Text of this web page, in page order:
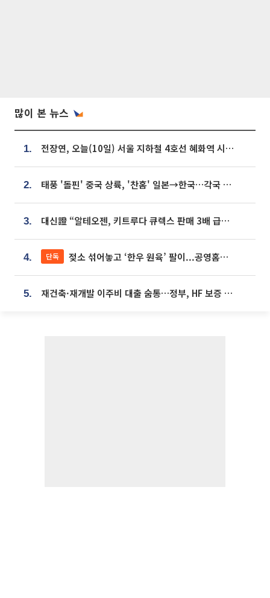
많이 본 뉴스
1. 전장연, 오늘(10일) 서울 지하철 4호선 혜화역 시위…1호선 용산역 무정차
2. 태풍 '돌핀' 중국 상륙, '찬홈' 일본→한국…각국 기상청 예상 경로는?
3. 대신證 “알테오젠, 키트루다 큐렉스 판매 3배 급증…목표가 41만원 상향”
4. 단독 젖소 섞어놓고 ‘한우 원육’ 팔이...공영홈쇼핑 표기·검증 구멍
5. 재건축·재개발 이주비 대출 숨통…정부, HF 보증 신설 추진